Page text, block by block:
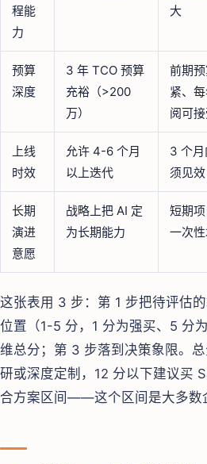
程能
力
大
预算
深度
3 年 TCO 预算
充裕（>200
万）
前期
紧、
阅可
上线
时效
允许 4-6 个月
以上迭代
3 个
须见效
长期
演进
意愿
战略上把 AI 定
为长期能力
短期
一次
这张表用 3 步：第 1 步把待评估
位置（1-5 分，1 分为强买、5 分
维总分；第 3 步落到决策象限。
研或深度定制，12 分以下建议买
合方案区间——这个区间是大多数